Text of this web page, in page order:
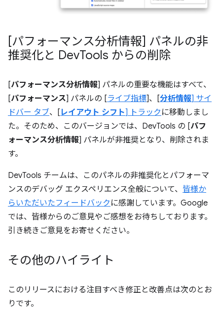
[パフォーマンス分析情報] パネルの非
推奨化と DevTools からの削除
[パフォーマンス分析情報] パネルの重要な機能はすべて、
[パフォーマンス] パネルの [ライブ指標]、[分析情報] サイ
ドバー タブ、[ レイアウト シフト] トラック に移動しまし
た。そのため、このバージョンでは、DevTools の [パフ
ォーマンス分析情報] パネルが非推奨となり、削除されま
す。
DevTools チームは、このパネルの非推奨化とパフォーマ
ンスのデバッグ エクスペリエンス全般について、 皆様か
らいただいたフィードバック に感謝しています。Google
では、皆様からのご意見やご感想をお待ちしております。
引き続きご意見をお寄せください。
その他のハイライト
このリリースにおける注目すべき修正と改善点は次のとお
りです。